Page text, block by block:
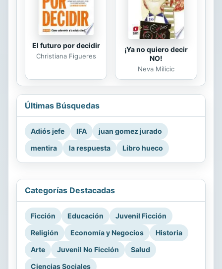
El futuro por decidir
Christiana Figueres
¡Ya no quiero decir
NO!
Neva Milicic
Últimas Búsquedas
Adiós jefe IFA
juan gomez jurado
mentira
la respuesta Libro hueco
Categorías Destacadas
Ficción Educación
Juvenil Ficción
Religión
Economía y Negocios
Historia
Arte
Juvenil No Ficción
Salud
Ciencias Sociales